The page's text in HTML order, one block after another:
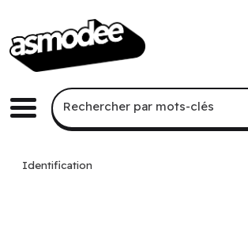
Menu
Recherche par mots-clés
Rechercher par mots-clés
Identification